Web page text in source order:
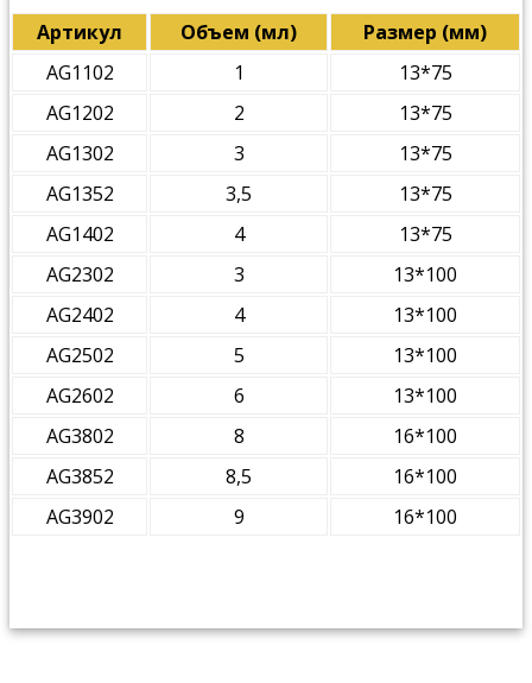
Артикул Объем (мл)
Размер (мм)
AG1102
1
13*75
AG1202
2
13*75
AG1302
3
13*75
AG1352
3,5
13*75
AG1402
4
13*75
AG2302
3
13*100
AG2402
4
13*100
AG2502
5
13*100
AG2602
6
13*100
AG3802
8
16*100
AG3852
8,5
16*100
AG3902
9 16*100